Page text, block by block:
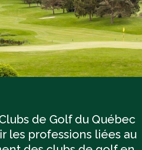
de Golf du Québec
les professions liées au